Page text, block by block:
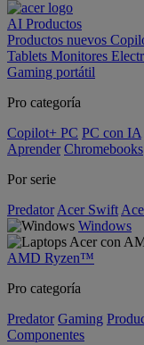
AI Productos
Productos nuevos
Tablets Monitores
Gaming portátil
Pro categoría
Copilot+ PC PC con IA
Aprender Chromebooks
Por serie
Predator Acer Swift
Windows
AMD Ryzen™
Pro categoría
Predator Gaming
Componentes